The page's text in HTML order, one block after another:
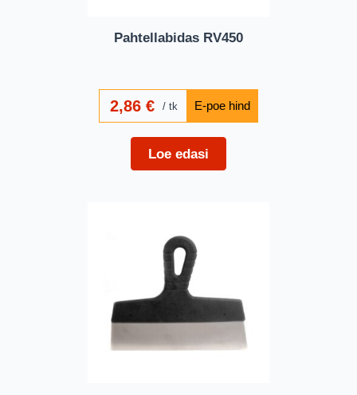
Pahtellabidas RV450
2,86€ tk
Loe edasi